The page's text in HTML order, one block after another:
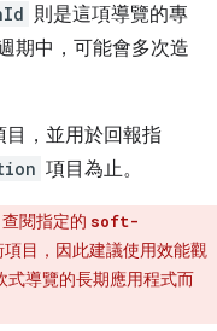
則是這項導覽的專
期中，可能會多次造
目，並用於回報指
項目為止。
查閱指定的 soft-
目，因此建議使用效能觀
式導覽的長期應用程式而